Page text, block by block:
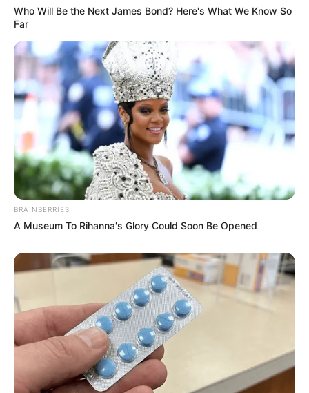
And They Did Show This In Bohemian Rapsody!
BRAINBERRIES
Why this ordinary drink is the secret to feeling your
best every day
Who Will Be the Next James Bond? Here's What We Know So
Far
BRAINBERRIES
A Museum To Rihanna's Glory Could Soon Be Opened